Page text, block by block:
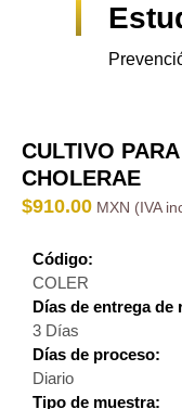
CULTIVO
CHOLERAE
$910.00
Código:
COLER
Días de entrega de
3 Días
Días de proceso:
Diario
Tipo de muestra: